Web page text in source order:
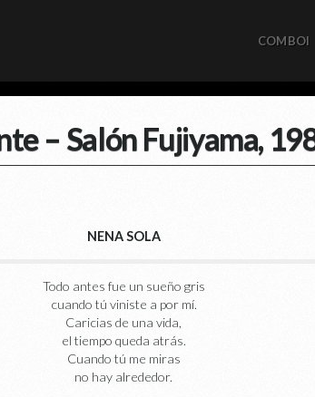
COMBOI
– Salón Fujiyama,
NENA SOLA
Todo antes fue un sueño gris
cuando tú viniste a por mí.
Caricias de una vida,
el tiempo queda atrás.
Cuando tú me miras
no hay alrededor.